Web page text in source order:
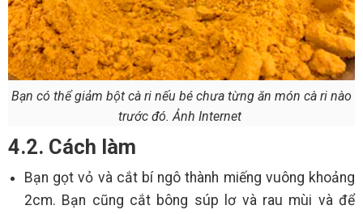
Bạn có thể giảm bột cà ri nếu bé chưa từng ăn món cà ri nào
trước đó. Ảnh Internet
4.2. Cách làm
Bạn gọt vỏ và cắt bí ngô thành miếng vuông khoảng
2cm. Bạn cũng cắt bông súp lơ và rau mùi và để